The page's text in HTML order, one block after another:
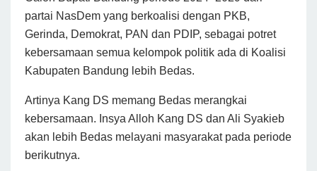
partai NasDem yang berkoalisi dengan PKB,
Gerinda, Demokrat, PAN dan PDIP, sebagai potret
kebersamaan semua kelompok politik ada di Koalisi
Kabupaten Bandung lebih Bedas.
Artinya Kang DS memang Bedas merangkai
kebersamaan. Insya Alloh Kang DS dan Ali Syakieb
akan lebih Bedas melayani masyarakat pada periode
berikutnya.